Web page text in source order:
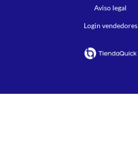
Aviso legal
Login vendedores